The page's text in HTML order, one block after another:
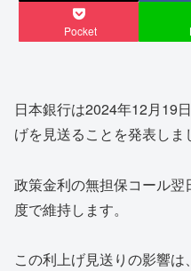
Pocket
日本銀行は2024年12月19
げを見送ることを発表しま
政策金利の無担保コール
度で維持します。
この利上げ見送りの影響